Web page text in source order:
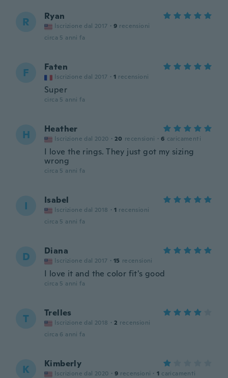
R Ryan
Iscrizione dal 2017 · 9 recensioni
circa 5 anni fa
F Faten
Iscrizione dal 2017 · 1 recensioni
Super
circa 5 anni fa
H Heather
Iscrizione dal 2020 · 20 recensioni · 6 caricamenti
I love the rings. They just got my sizing
wrong
circa 5 anni fa
I Isabel
Iscrizione dal 2018 · 1 recensioni
circa 5 anni fa
D Diana
Iscrizione dal 2017 · 15 recensioni
I love it and the color fit's good
circa 5 anni fa
T Trelles
Iscrizione dal 2018 · 2 recensioni
circa 6 anni fa
K Kimberly
Iscrizione dal 2020 · 9 recensioni · 1 caricamenti